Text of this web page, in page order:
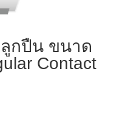
ลูกปืน ขนาด
Contact